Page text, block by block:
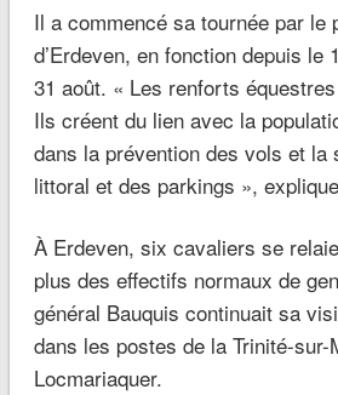
Il a commencé sa tournée par le
d’Erdeven, en fonction depuis le
31 août. « Les renforts
Ils créent du lien avec la
dans la prévention des vols et la
littoral et des parkings »,
À Erdeven, six cavaliers se
plus des effectifs normaux de
général Bauquis continuait sa
dans les postes de la Trinité-sur-
Locmariaquer.